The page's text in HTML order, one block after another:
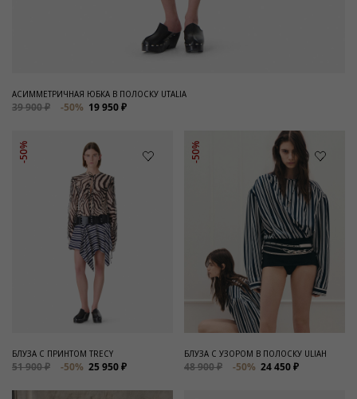
АСИММЕТРИЧНАЯ ЮБКА В ПОЛОСКУ UTALIA
39 900 ₽ -50% 19 950 ₽
-50%
БЛУЗА С ПРИНТОМ TRECY
51 900 ₽ -50% 25 950 ₽
-50%
БЛУЗА С УЗОРОМ В ПОЛОСКУ ULIAH
48 900 ₽ -50% 24 450 ₽